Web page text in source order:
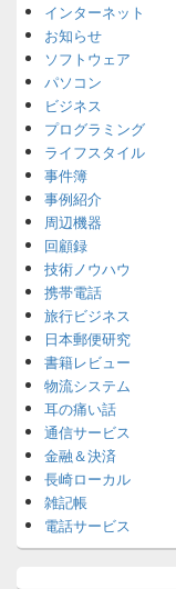
インターネット
お知らせ
ソフトウェア
パソコン
ビジネス
プログラミング
ライフスタイル
事件簿
事例紹介
周辺機器
回顧録
技術ノウハウ
携帯電話
旅行ビジネス
日本郵便研究
書籍レビュー
物流システム
耳の痛い話
通信サービス
金融＆決済
長崎ローカル
雑記帳
電話サービス